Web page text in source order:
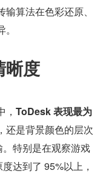
算法在色彩还原、
晰度
ToDesk 表现最为
还是背景颜色的层次
特别是在观察游戏
达到了 95%以上，